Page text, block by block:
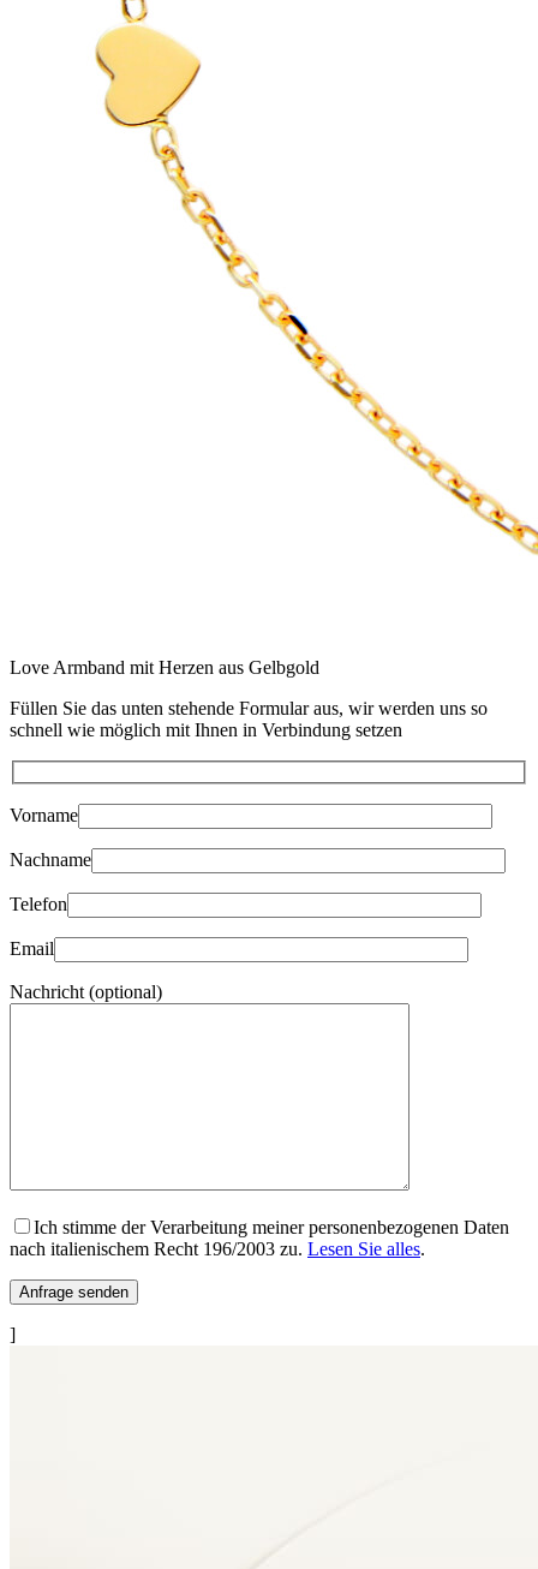
Love Armband mit Herzen aus Gelbgold
Füllen Sie das unten stehende Formular aus, wir werden uns so
schnell wie möglich mit Ihnen in Verbindung setzen
Vorname
Nachname
Telefon
Email
Nachricht (optional)
Ich stimme der Verarbeitung meiner personenbezogenen Daten
nach italienischem Recht 196/2003 zu. Lesen Sie alles.
]